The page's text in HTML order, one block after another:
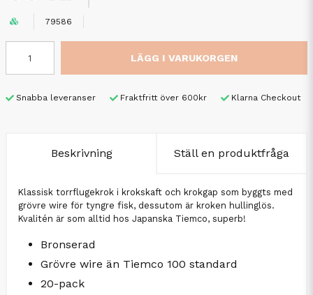
79586
LÄGG I VARUKORGEN
Snabba leveranser Fraktfritt över 600kr Klarna Checkout
Beskrivning Ställ en produktfråga
Klassisk torrflugekrok i krokskaft och krokgap som byggts med
grövre wire för tyngre fisk, dessutom är kroken hullinglös.
Kvalitén är som alltid hos Japanska Tiemco, superb!
Bronserad
Grövre wire än Tiemco 100 standard
20-pack